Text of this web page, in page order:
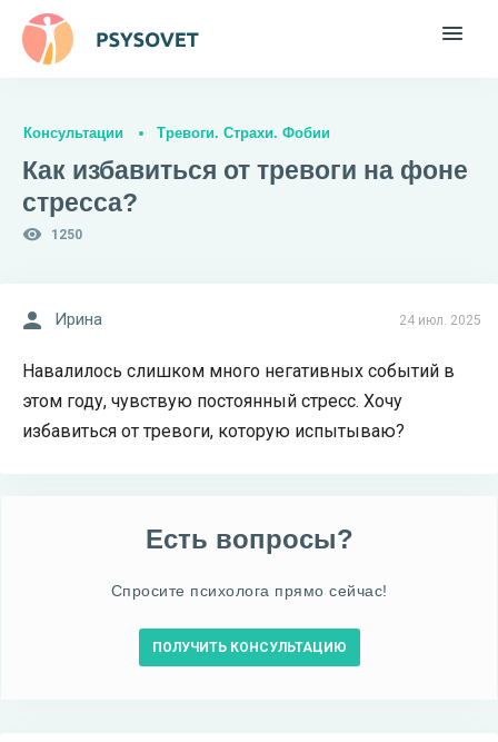
Консультации Тревоги. Страхи. Фобии
Как избавиться от тревоги на фоне
стресса?
1250
24 июл. 2025
Ирина
Навалилось слишком много негативных событий в
этом году, чувствую постоянный стресс. Хочу
избавиться от тревоги, которую испытываю?
Есть вопросы?
Спросите психолога прямо сейчас!
ПОЛУЧИТЬ КОНСУЛЬТАЦИЮ